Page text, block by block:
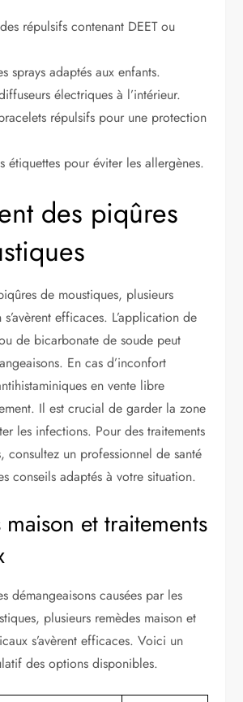
répulsifs contenant DEET ou
sprays adaptés aux enfants.
électriques à l’intérieur.
répulsifs pour une protection
étiquettes pour éviter les allergènes.
des piqûres
de moustiques, plusieurs
efficaces. L’application de
de bicarbonate de soude peut
En cas d’inconfort
en vente libre
Il est crucial de garder la zone
les infections. Pour des traitements
consultez un professionnel de santé
conseils adaptés à votre situation.
maison et traitements
démangeaisons causées par les
plusieurs remèdes maison et
s’avèrent efficaces. Voici un
des options disponibles.